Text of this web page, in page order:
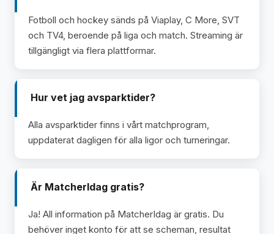
Fotboll och hockey sänds på Viaplay, C More, SVT
och TV4, beroende på liga och match. Streaming är
tillgängligt via flera plattformar.
Hur vet jag avsparktider?
Alla avsparktider finns i vårt matchprogram,
uppdaterat dagligen för alla ligor och turneringar.
Är MatcherIdag gratis?
Ja! All information på MatcherIdag är gratis. Du
behöver inget konto för att se scheman, resultat